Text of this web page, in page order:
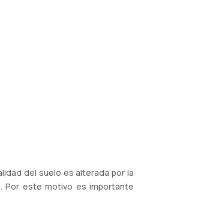
del suelo es alterada por la
Por este motivo es importante